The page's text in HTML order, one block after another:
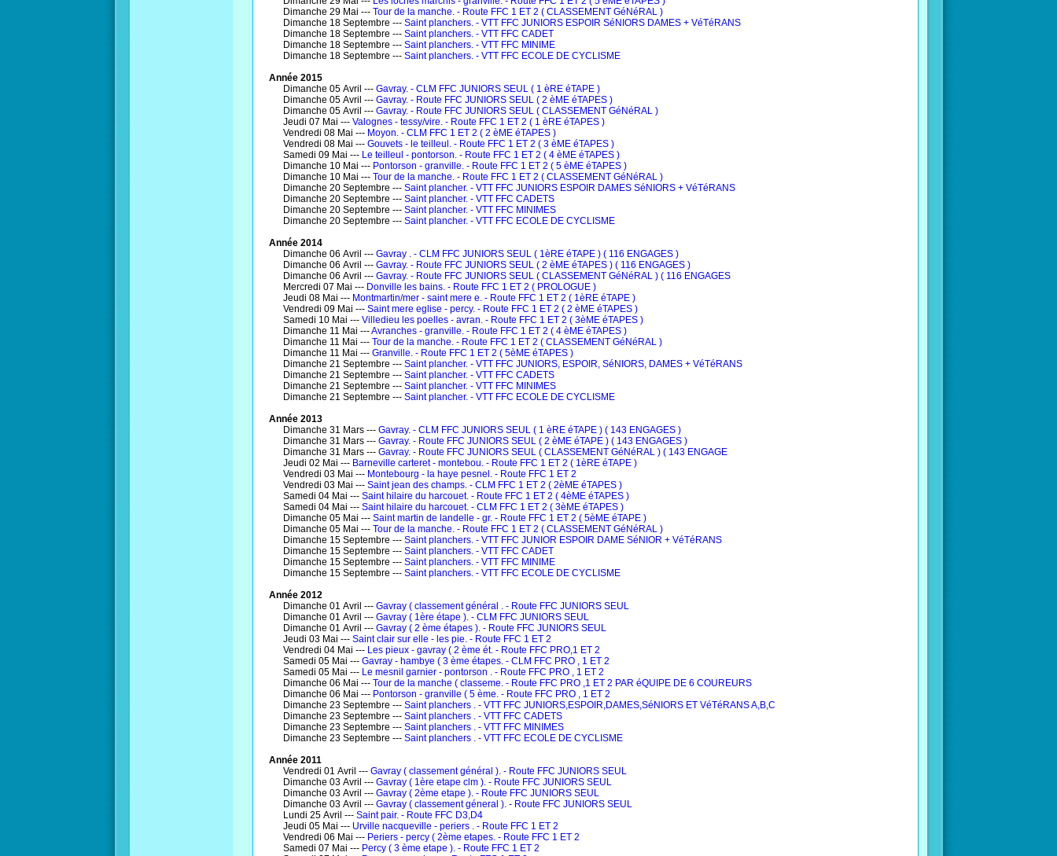
Dimanche 29 Mai --- Tour de la manche. - Route FFC 1 ET 2 ( CLASSEMENT GéNéRAL )
Dimanche 18 Septembre --- Saint planchers. - VTT FFC JUNIORS ESPOIR SéNIORS DAMES + VéTéRANS
Dimanche 18 Septembre --- Saint planchers. - VTT FFC CADET
Dimanche 18 Septembre --- Saint planchers. - VTT FFC MINIME
Dimanche 18 Septembre --- Saint planchers. - VTT FFC ECOLE DE CYCLISME
Année 2015
Dimanche 05 Avril --- Gavray. - CLM FFC JUNIORS SEUL ( 1 èRE éTAPE )
Dimanche 05 Avril --- Gavray. - Route FFC JUNIORS SEUL ( 2 èME éTAPES )
Dimanche 05 Avril --- Gavray. - Route FFC JUNIORS SEUL ( CLASSEMENT GéNéRAL )
Jeudi 07 Mai --- Valognes - tessy/vire. - Route FFC 1 ET 2 ( 1 èRE éTAPES )
Vendredi 08 Mai --- Moyon. - CLM FFC 1 ET 2 ( 2 èME éTAPES )
Vendredi 08 Mai --- Gouvets - le teilleul. - Route FFC 1 ET 2 ( 3 èME éTAPES )
Samedi 09 Mai --- Le teilleul - pontorson. - Route FFC 1 ET 2 ( 4 èME éTAPES )
Dimanche 10 Mai --- Pontorson - granville. - Route FFC 1 ET 2 ( 5 èME éTAPES )
Dimanche 10 Mai --- Tour de la manche. - Route FFC 1 ET 2 ( CLASSEMENT GéNéRAL )
Dimanche 20 Septembre --- Saint plancher. - VTT FFC JUNIORS ESPOIR DAMES SéNIORS + VéTéRANS
Dimanche 20 Septembre --- Saint plancher. - VTT FFC CADETS
Dimanche 20 Septembre --- Saint plancher. - VTT FFC MINIMES
Dimanche 20 Septembre --- Saint plancher. - VTT FFC ECOLE DE CYCLISME
Année 2014
Dimanche 06 Avril --- Gavray . - CLM FFC JUNIORS SEUL ( 1èRE éTAPE ) ( 116 ENGAGES )
Dimanche 06 Avril --- Gavray. - Route FFC JUNIORS SEUL ( 2 èME éTAPES ) ( 116 ENGAGES )
Dimanche 06 Avril --- Gavray. - Route FFC JUNIORS SEUL ( CLASSEMENT GéNéRAL ) ( 116 ENGAGES
Mercredi 07 Mai --- Donville les bains. - Route FFC 1 ET 2 ( PROLOGUE )
Jeudi 08 Mai --- Montmartin/mer - saint mere e. - Route FFC 1 ET 2 ( 1èRE éTAPE )
Vendredi 09 Mai --- Saint mere eglise - percy. - Route FFC 1 ET 2 ( 2 èME éTAPES )
Samedi 10 Mai --- Villedieu les poelles - avran. - Route FFC 1 ET 2 ( 3èME éTAPES )
Dimanche 11 Mai ---Avranches - granville. - Route FFC 1 ET 2 ( 4 èME éTAPES )
Dimanche 11 Mai --- Tour de la manche. - Route FFC 1 ET 2 ( CLASSEMENT GéNéRAL )
Dimanche 11 Mai --- Granville. - Route FFC 1 ET 2 ( 5èME éTAPES )
Dimanche 21 Septembre --- Saint plancher. - VTT FFC JUNIORS, ESPOIR, SéNIORS, DAMES + VéTéRANS
Dimanche 21 Septembre --- Saint plancher. - VTT FFC CADETS
Dimanche 21 Septembre --- Saint plancher. - VTT FFC MINIMES
Dimanche 21 Septembre --- Saint plancher. - VTT FFC ECOLE DE CYCLISME
Année 2013
Dimanche 31 Mars --- Gavray. - CLM FFC JUNIORS SEUL ( 1 èRE éTAPE ) ( 143 ENGAGES )
Dimanche 31 Mars --- Gavray. - Route FFC JUNIORS SEUL ( 2 èME éTAPE ) ( 143 ENGAGES )
Dimanche 31 Mars --- Gavray. - Route FFC JUNIORS SEUL ( CLASSEMENT GéNéRAL ) ( 143 ENGAGE
Jeudi 02 Mai --- Barneville carteret - montebou. - Route FFC 1 ET 2 ( 1èRE éTAPE )
Vendredi 03 Mai --- Montebourg - la haye pesnel. - Route FFC 1 ET 2
Vendredi 03 Mai --- Saint jean des champs. - CLM FFC 1 ET 2 ( 2èME éTAPES )
Samedi 04 Mai --- Saint hilaire du harcouet. - Route FFC 1 ET 2 ( 4èME éTAPES )
Samedi 04 Mai --- Saint hilaire du harcouet. - CLM FFC 1 ET 2 ( 3èME éTAPES )
Dimanche 05 Mai --- Saint martin de landelle - gr. - Route FFC 1 ET 2 ( 5èME éTAPE )
Dimanche 05 Mai --- Tour de la manche. - Route FFC 1 ET 2 ( CLASSEMENT GéNéRAL )
Dimanche 15 Septembre --- Saint planchers. - VTT FFC JUNIOR ESPOIR DAME SéNIOR + VéTéRANS
Dimanche 15 Septembre --- Saint planchers. - VTT FFC CADET
Dimanche 15 Septembre --- Saint planchers. - VTT FFC MINIME
Dimanche 15 Septembre --- Saint planchers. - VTT FFC ECOLE DE CYCLISME
Année 2012
Dimanche 01 Avril --- Gavray ( classement général . - Route FFC JUNIORS SEUL
Dimanche 01 Avril --- Gavray ( 1ère étape ). - CLM FFC JUNIORS SEUL
Dimanche 01 Avril --- Gavray ( 2 ème étapes ). - Route FFC JUNIORS SEUL
Jeudi 03 Mai --- Saint clair sur elle - les pie. - Route FFC 1 ET 2
Vendredi 04 Mai --- Les pieux - gavray ( 2 ème ét. - Route FFC PRO,1 ET 2
Samedi 05 Mai --- Gavray - hambye ( 3 ème étapes. - CLM FFC PRO , 1 ET 2
Samedi 05 Mai --- Le mesnil garnier - pontorson . - Route FFC PRO , 1 ET 2
Dimanche 06 Mai --- Tour de la manche ( classeme. - Route FFC PRO ,1 ET 2 PAR éQUIPE DE 6 COUREURS
Dimanche 06 Mai --- Pontorson - granville ( 5 ème. - Route FFC PRO , 1 ET 2
Dimanche 23 Septembre --- Saint planchers . - VTT FFC JUNIORS,ESPOIR,DAMES,SéNIORS ET VéTéRANS A,B,C
Dimanche 23 Septembre --- Saint planchers . - VTT FFC CADETS
Dimanche 23 Septembre --- Saint planchers . - VTT FFC MINIMES
Dimanche 23 Septembre --- Saint planchers . - VTT FFC ECOLE DE CYCLISME
Année 2011
Vendredi 01 Avril --- Gavray ( classement général ). - Route FFC JUNIORS SEUL
Dimanche 03 Avril --- Gavray ( 1ère etape clm ). - Route FFC JUNIORS SEUL
Dimanche 03 Avril --- Gavray ( 2ème etape ). - Route FFC JUNIORS SEUL
Dimanche 03 Avril --- Gavray ( classement géneral ). - Route FFC JUNIORS SEUL
Lundi 25 Avril --- Saint pair. - Route FFC D3,D4
Jeudi 05 Mai --- Urville nacqueville - periers . - Route FFC 1 ET 2
Vendredi 06 Mai --- Periers - percy ( 2ème etapes. - Route FFC 1 ET 2
Samedi 07 Mai --- Percy ( 3 ème etape ). - Route FFC 1 ET 2